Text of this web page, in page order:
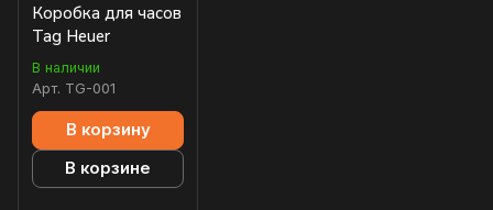
Коробка для часов
Tag Heuer
В наличии
Арт. TG-001
В корзину
В корзине